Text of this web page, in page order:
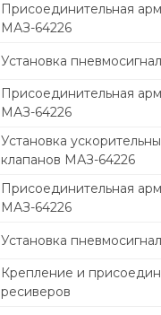
Присоединительная
МАЗ-64226
Установка
Присоединительная
МАЗ-64226
Установка
клапанов МАЗ-64226
Присоединительная
МАЗ-64226
Установка
Крепление и
ресиверов